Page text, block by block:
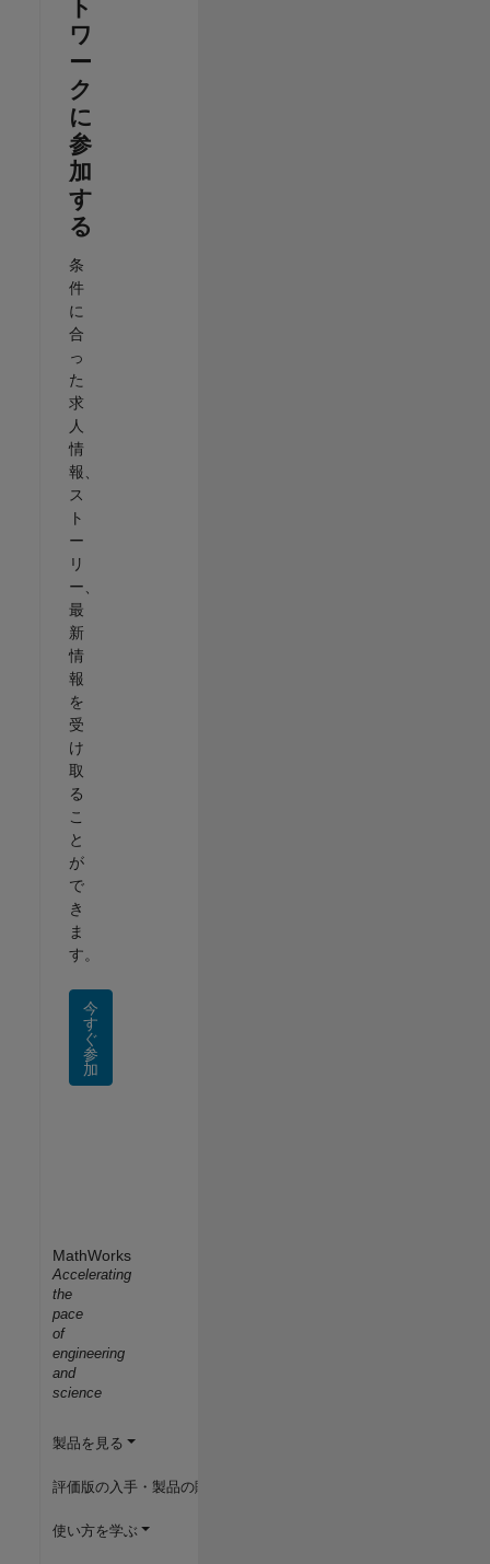
ト
ワ
ー
ク
に
参
加
す
る
条
件
に
合
っ
た
求
人
情
報、
ス
ト
ー
リ
ー、
最
新
情
報
を
受
け
取
る
こ
と
が
で
き
ま
す。
今
す
ぐ
参
加
MathWorks
Accelerating
the
pace
of
engineering
and
science
製品を見る
評価版の入手・製品の購入
使い方を学ぶ